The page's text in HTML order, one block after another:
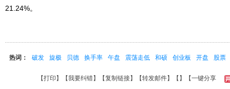
21.24%。
热词： 破发 旋极 贝德 换手率 午盘 震荡走低 和硕 创业板 开盘 股票
【打印 】【我要纠错】【复制链接】【转发邮件】【 】 【一键分享